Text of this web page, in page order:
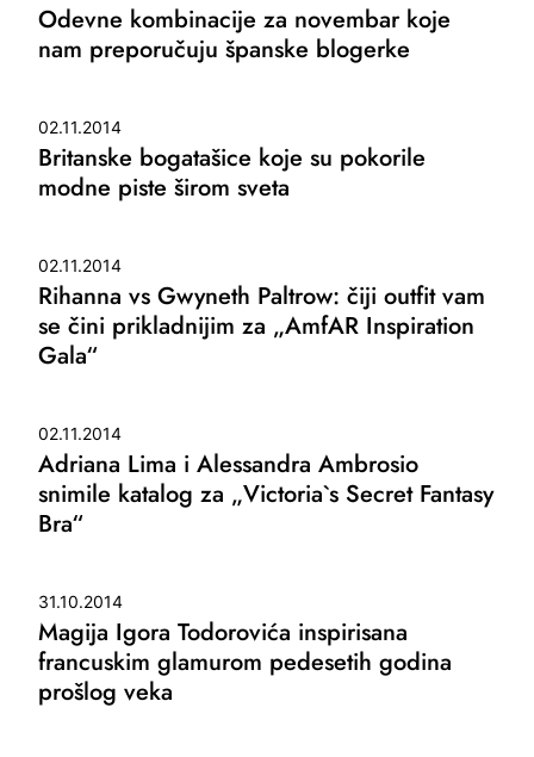
Odevne kombinacije za novembar koje
nam preporučuju španske blogerke
02.11.2014
Britanske bogatašice koje su pokorile
modne piste širom sveta
02.11.2014
Rihanna vs Gwyneth Paltrow: čiji outfit vam
se čini prikladnijim za „AmfAR Inspiration
Gala“
02.11.2014
Adriana Lima i Alessandra Ambrosio
snimile katalog za „Victoria`s Secret Fantasy
Bra“
31.10.2014
Magija Igora Todorovića inspirisana
francuskim glamurom pedesetih godina
prošlog veka